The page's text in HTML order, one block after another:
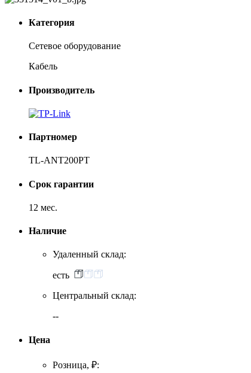
Категория
Сетевое оборудование
Кабель
Производитель
Партномер
TL-ANT200PT
Срок гарантии
12 мес.
Наличие
Удаленный склад:
есть
Центральный склад:
--
Цена
Розница, ₽: